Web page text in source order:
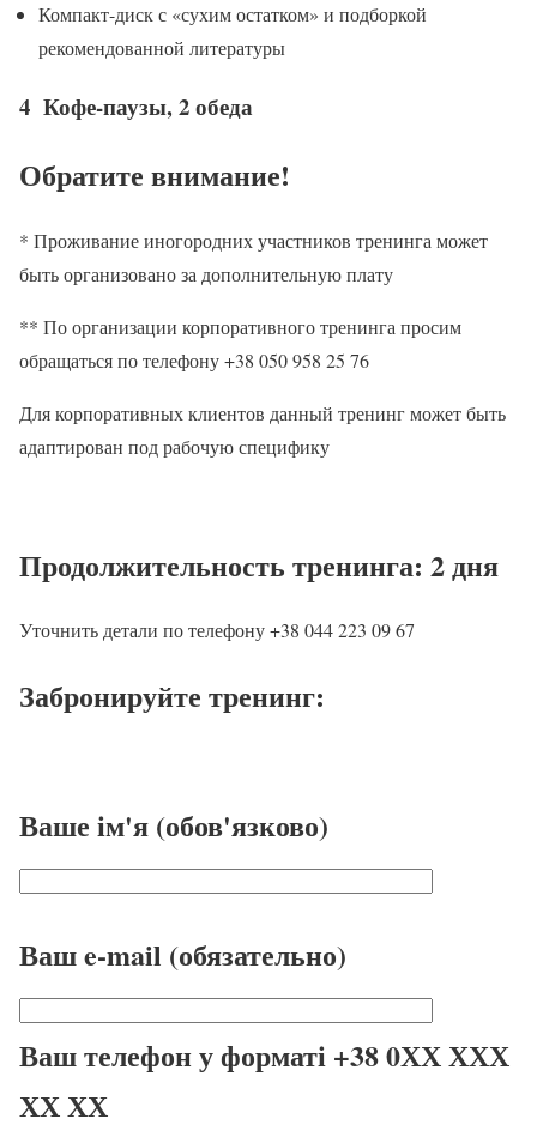
Компакт-диск с «сухим остатком» и подборкой
рекомендованной литературы
4 Кофе-паузы, 2 обеда
Обратите внимание!
* Проживание иногородних участников тренинга может
быть организовано за дополнительную плату
** По организации корпоративного тренинга просим
обращаться по телефону +38 050 958 25 76
Для корпоративных клиентов данный тренинг может быть
адаптирован под рабочую специфику
Продолжительность тренинга: 2 дня
Уточнить детали по телефону +38 044 223 09 67
Забронируйте тренинг:
Ваше ім'я (обов'язково)
Ваш e-mail (обязательно)
Ваш телефон у форматі +38 0ХХ ХХХ
ХХ ХХ